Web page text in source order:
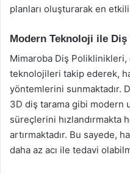
planları oluşturarak en
Modern Teknoloji ile Diş
Mimaroba Diş Poliklinikleri,
teknolojileri takip ederek,
yöntemlerini sunmaktadır.
3D diş tarama gibi modern
süreçlerini hızlandırmakta
artırmaktadır. Bu sayede,
daha az acı ile tedavi